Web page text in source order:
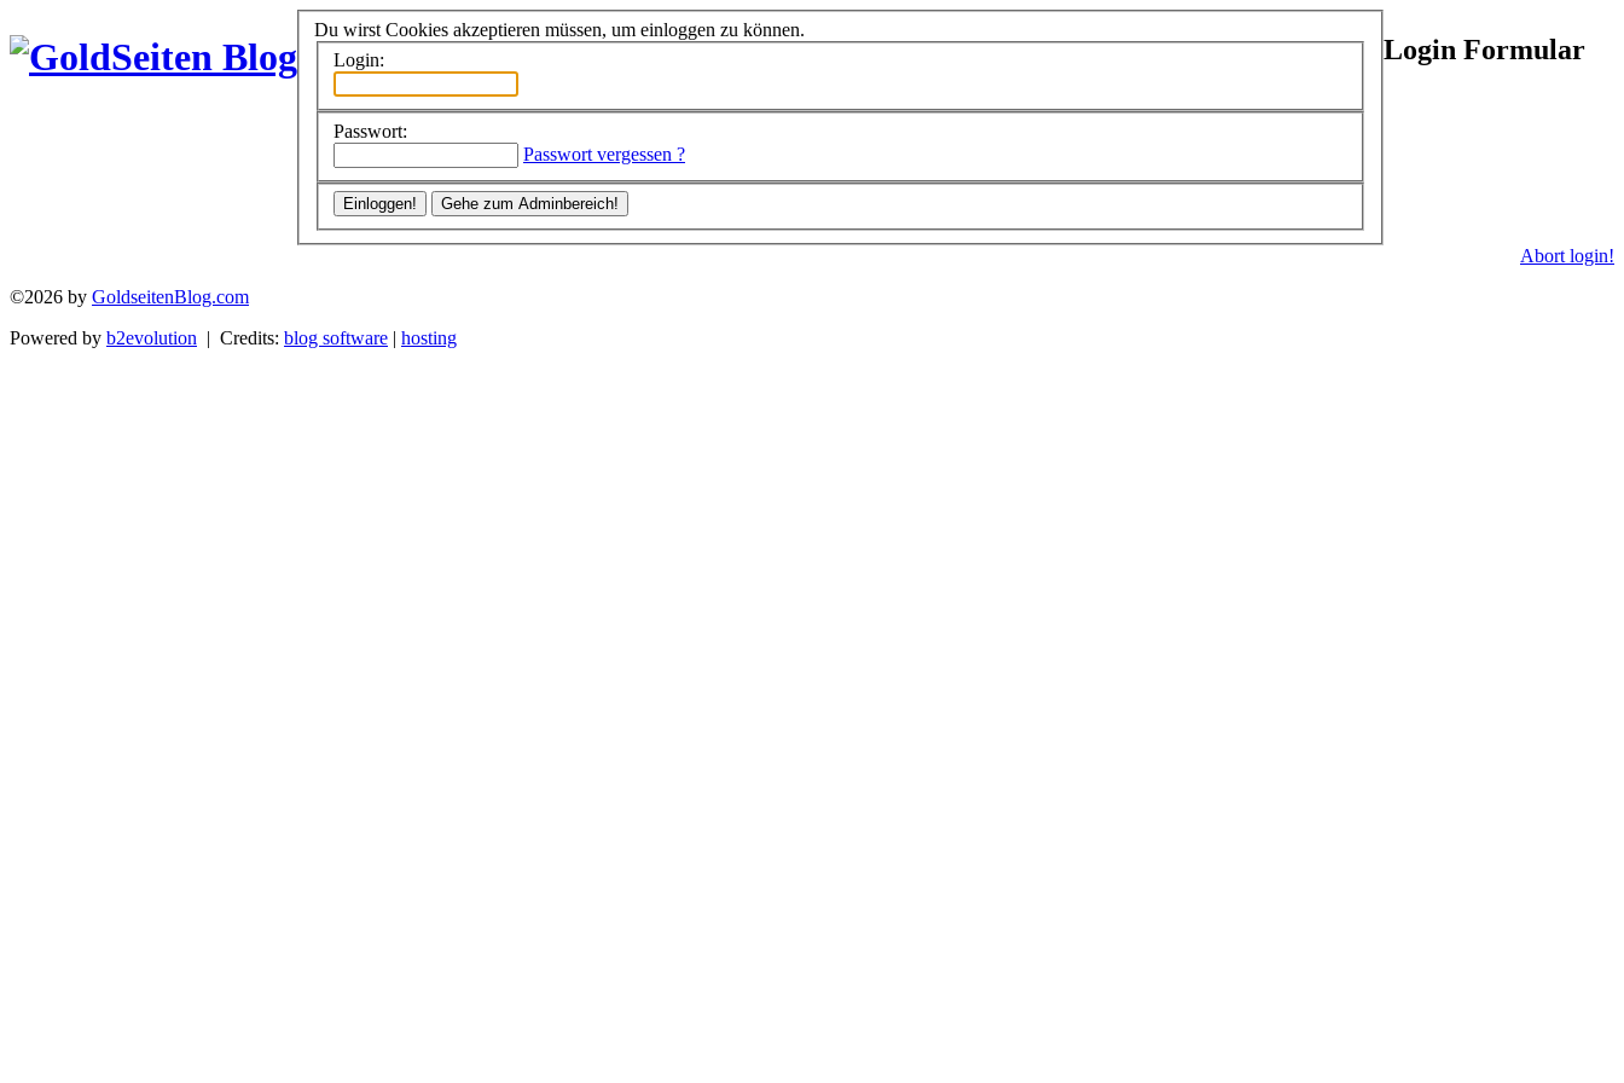
Login Formular
Du wirst Cookies akzeptieren müssen, um einloggen zu können.
Login:
Passwort:
Passwort vergessen ?
Abort login!
©2026 by GoldseitenBlog.com
Powered by b2evolution | Credits: blog software | hosting